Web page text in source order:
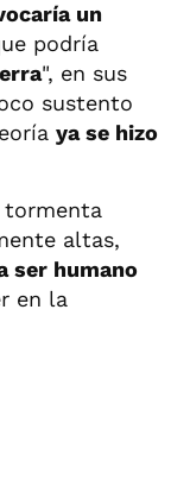
un
podría
", en sus
sustento
ya se hizo
tormenta
altas,
ser humano
en la